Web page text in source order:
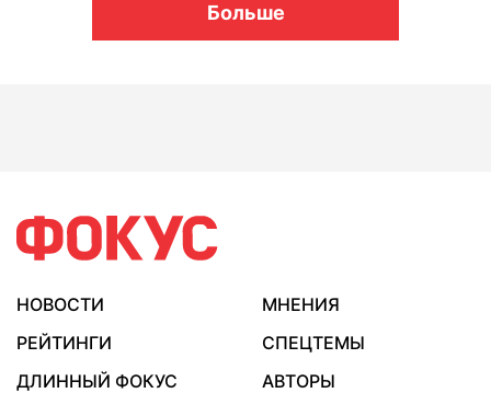
Больше
НОВОСТИ
МНЕНИЯ
РЕЙТИНГИ
СПЕЦТЕМЫ
ДЛИННЫЙ ФОКУС
АВТОРЫ